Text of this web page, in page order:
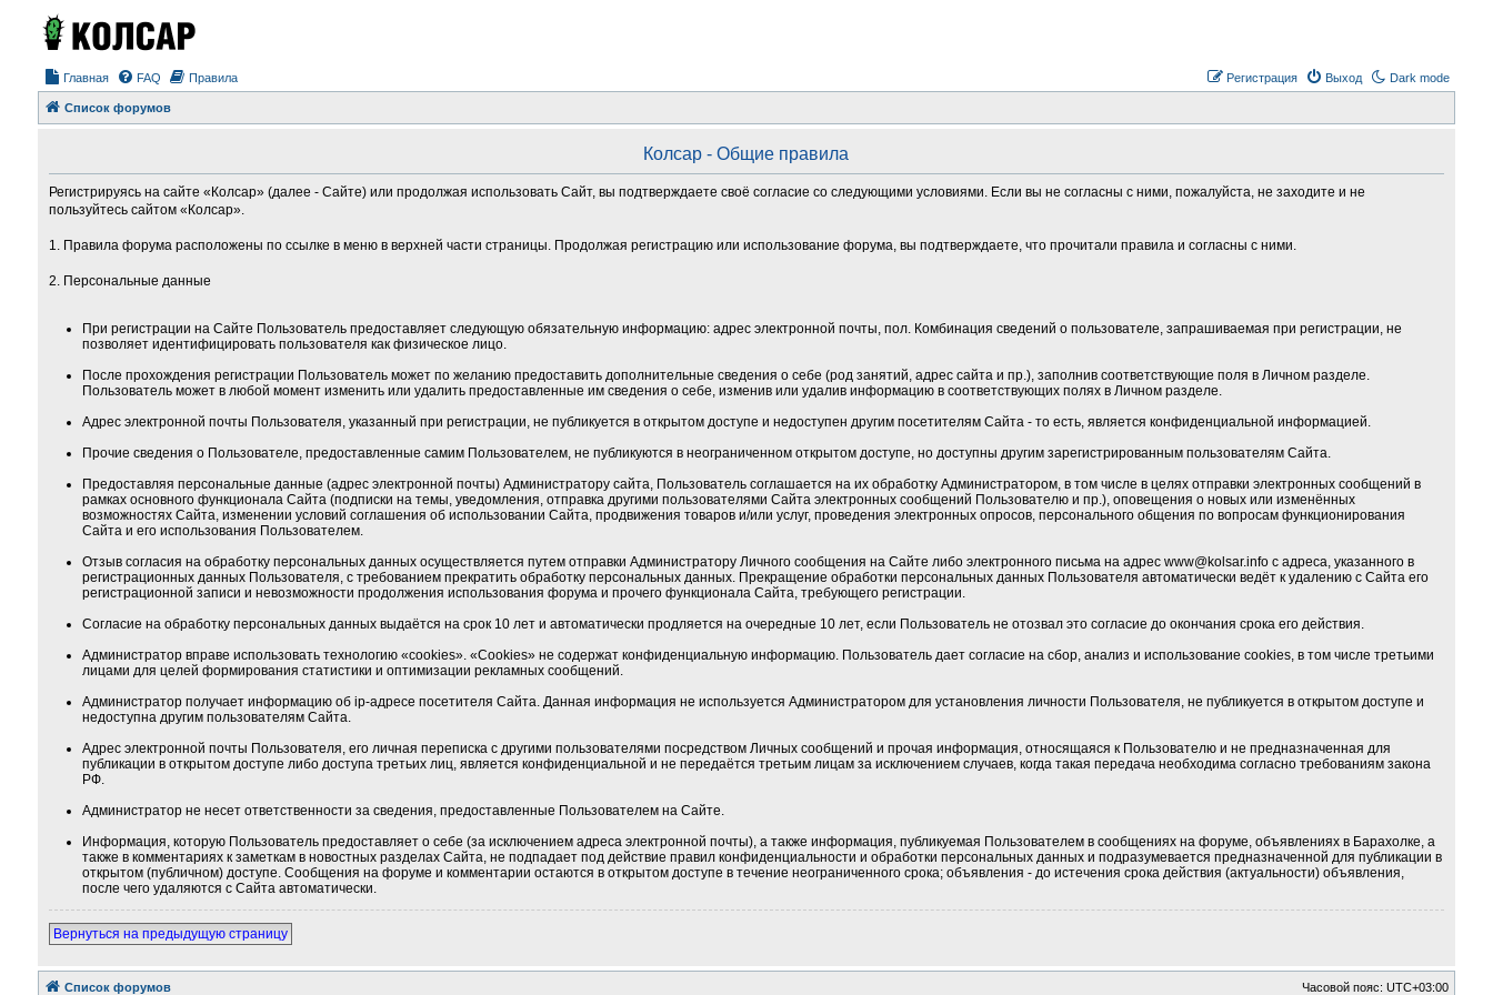
Главная Dark mode
FAQ Правила Выход
Регистрация
Список форумов
Колсар - Общие правила
Регистрируясь на сайте «Колсар» (далее - Сайте) или продолжая использовать Сайт, вы подтверждаете своё согласие со следующими условиями. Если вы не согласны с ними, пожалуйста, не заходите и не
пользуйтесь сайтом «Колсар».
1. Правила форума расположены по ссылке в меню в верхней части страницы. Продолжая регистрацию или использование форума, вы подтверждаете, что прочитали правила и согласны с ними.
2. Персональные данные
При регистрации на Сайте Пользователь предоставляет следующую обязательную информацию: адрес электронной почты, пол. Комбинация сведений о пользователе, запрашиваемая при регистрации, не
позволяет идентифицировать пользователя как физическое лицо.
После прохождения регистрации Пользователь может по желанию предоставить дополнительные сведения о себе (род занятий, адрес сайта и пр.), заполнив соответствующие поля в Личном разделе.
Пользователь может в любой момент изменить или удалить предоставленные им сведения о себе, изменив или удалив информацию в соответствующих полях в Личном разделе.
Адрес электронной почты Пользователя, указанный при регистрации, не публикуется в открытом доступе и недоступен другим посетителям Сайта - то есть, является конфиденциальной информацией.
Прочие сведения о Пользователе, предоставленные самим Пользователем, не публикуются в неограниченном открытом доступе, но доступны другим зарегистрированным пользователям Сайта.
Предоставляя персональные данные (адрес электронной почты) Администратору сайта, Пользователь соглашается на их обработку Администратором, в том числе в целях отправки электронных сообщений в
рамках основного функционала Сайта (подписки на темы, уведомления, отправка другими пользователями Сайта электронных сообщений Пользователю и пр.), оповещения о новых или изменённых
возможностях Сайта, изменении условий соглашения об использовании Сайта, продвижения товаров и/или услуг, проведения электронных опросов, персонального общения по вопросам функционирования
Сайта и его использования Пользователем.
Отзыв согласия на обработку персональных данных осуществляется путем отправки Администратору Личного сообщения на Сайте либо электронного письма на адрес www@kolsar.infoс адреса, указанного в
регистрационных данных Пользователя, с требованием прекратить обработку персональных данных. Прекращение обработки персональных данных Пользователя автоматически ведёт к удалению с Сайта его
регистрационной записи и невозможности продолжения использования форума и прочего функционала Сайта, требующего регистрации.
Согласие на обработку персональных данных выдаётся на срок 10 лет и автоматически продляется на очередные 10 лет, если Пользователь не отозвал это согласие до окончания срока его действия.
Администратор вправе использовать технологию «cookies». «Cookies» не содержат конфиденциальную информацию. Пользователь дает согласие на сбор, анализ и использование cookies, в том числе третьими
лицами для целей формирования статистики и оптимизации рекламных сообщений.
Администратор получает информацию об ip-адресе посетителя Сайта. Данная информация не используется Администратором для установления личности Пользователя, не публикуется в открытом доступе и
недоступна другим пользователям Сайта.
Адрес электронной почты Пользователя, его личная переписка с другими пользователями посредством Личных сообщений и прочая информация, относящаяся к Пользователю и не предназначенная для
публикации в открытом доступе либо доступа третьих лиц, является конфиденциальной и не передаётся третьим лицам за исключением случаев, когда такая передача необходима согласно требованиям закона
РФ.
Администратор не несет ответственности за сведения, предоставленные Пользователем на Сайте.
Информация, которую Пользователь предоставляет о себе (за исключением адреса электронной почты), а также информация, публикуемая Пользователем в сообщениях на форуме, объявлениях в Барахолке, а
также в комментариях к заметкам в новостных разделах Сайта, не подпадает под действие правил конфиденциальности и обработки персональных данных и подразумевается предназначенной для публикации в
открытом (публичном) доступе. Сообщения на форуме и комментарии остаются в открытом доступе в течение неограниченного срока; объявления - до истечения срока действия (актуальности) объявления,
после чего удаляются с Сайта автоматически.
Вернуться на предыдущую страницу
Список форумов Часовой пояс:UTC+03:00